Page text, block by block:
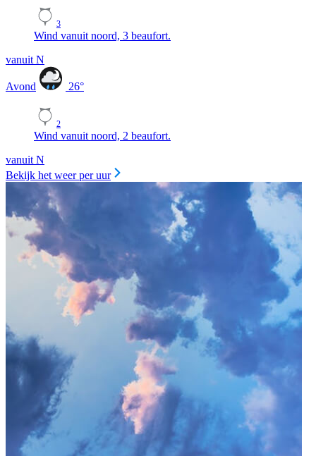
3
Wind vanuit noord, 3 beaufort.
vanuit N
Avond 26°
2
Wind vanuit noord, 2 beaufort.
vanuit N
Bekijk het weer per uur